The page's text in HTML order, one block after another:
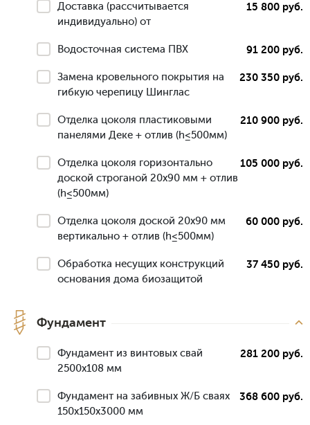
Доставка (рассчитывается
индивидуально) от
15 800 руб.
Водосточная система ПВХ 91 200 руб.
Замена кровельного покрытия на
гибкую черепицу Шинглас
230 350 руб.
Отделка цоколя пластиковыми
панелями Деке + отлив (h≤500мм)
210 900 руб.
Отделка цоколя горизонтально
доской строганой 20х90 мм + отлив
(h≤500мм)
105 000 руб.
Отделка цоколя доской 20х90 мм
вертикально + отлив (h≤500мм)
60 000 руб.
Обработка несущих конструкций
основания дома биозащитой
37 450 руб.
Фундамент
Фундамент из винтовых свай
2500х108 мм
281 200 руб.
Фундамент на забивных Ж/Б сваях
150x150x3000 мм
368 600 руб.